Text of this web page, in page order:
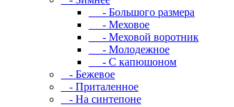
- Большого размера
- Меховое
- Меховой воротник
- Молодежное
- С капюшоном
- Бежевое
- Приталенное
- На синтепоне